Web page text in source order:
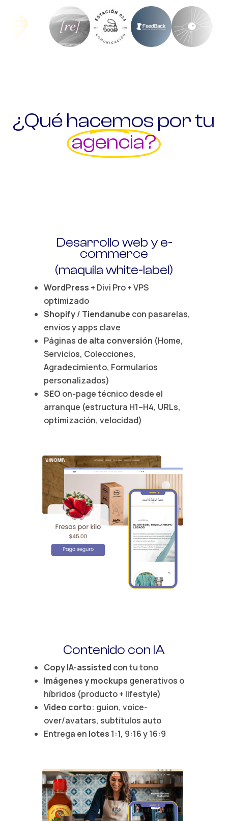
¿Qué hacemos por tu
agencia?
Desarrollo web ye-
commerce
(maquila white-label)
WordPress + Divi Pro + VPS
optimizado
Shopify/ Tiendanube con pasarelas,
envíos y apps clave
Páginas de alta conversión (Home,
Servicios, Colecciones,
Agradecimiento, Formularios
personalizados)
SEO on-page técnico desde el
arranque (estructura H1–H4, URLs,
optimización, velocidad)
Contenido con IA
Copy IA-assisted con tu tono
Imágenes y mockups generativos o
híbridos (producto + lifestyle)
Video corto: guion, voice-
over/avatars, subtítulos auto
Entrega en lotes 1:1, 9:16 y 16:9